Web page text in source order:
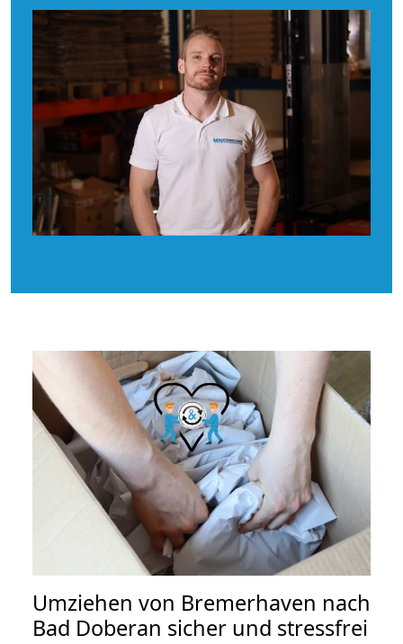
Umziehen von Bremerhaven nach
Bad Doberan sicher und stressfrei